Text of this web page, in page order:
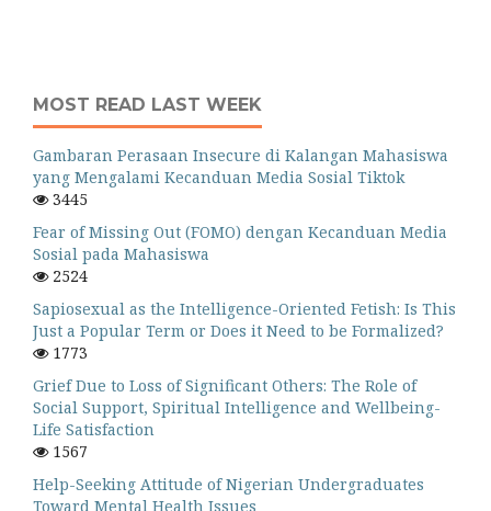
MOST READ LAST WEEK
Gambaran Perasaan Insecure di Kalangan Mahasiswa
yang Mengalami Kecanduan Media Sosial Tiktok
3445
Fear of Missing Out (FOMO) dengan Kecanduan Media
Sosial pada Mahasiswa
2524
Sapiosexual as the Intelligence-Oriented Fetish: Is This
Just a Popular Term or Does it Need to be Formalized?
1773
Grief Due to Loss of Significant Others: The Role of
Social Support, Spiritual Intelligence and Wellbeing-
Life Satisfaction
1567
Help-Seeking Attitude of Nigerian Undergraduates
Toward Mental Health Issues